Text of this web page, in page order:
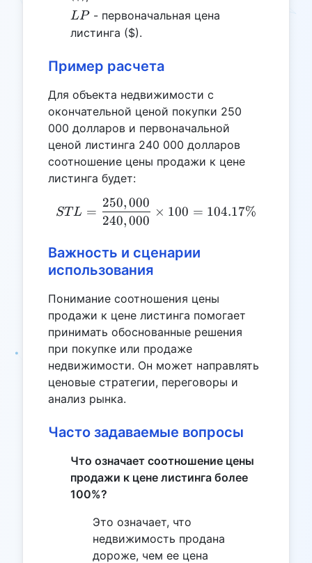
LP
LP- первоначальная цена
листинга ($).
Пример расчета
Для объекта недвижимости с
окончательной ценой покупки 250
000 долларов и первоначальной
ценой листинга 240 000 долларов
соотношение цены продажи к цене
листинга будет:
STL =
ST L =
240,000
250,000
× 100 = 104.17%
Важность и сценарии
использования
Понимание соотношения цены
продажи к цене листинга помогает
принимать обоснованные решения
при покупке или продаже
недвижимости. Он может направлять
ценовые стратегии, переговоры и
анализ рынка.
Часто задаваемые вопросы
Что означает соотношение цены
продажи к цене листинга более
100%?
Это означает, что
недвижимость продана
дороже, чем ее цена